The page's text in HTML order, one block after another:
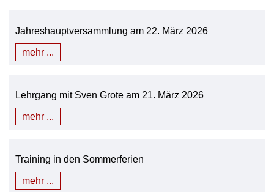
Jahreshauptversammlung am 22. März 2026
mehr ...
Lehrgang mit Sven Grote am 21. März 2026
mehr ...
Training in den Sommerferien
mehr ...